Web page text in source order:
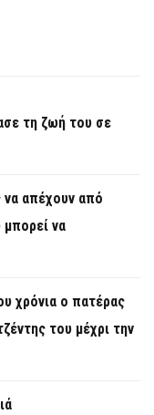
τη ζωή του σε
να απέχουν από
να
χρόνια ο πατέρας
του μέχρι την